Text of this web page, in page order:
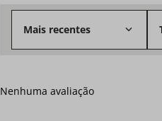
Mais recentes
Nenhuma avaliação